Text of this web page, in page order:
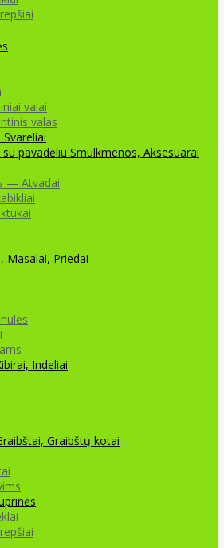
valai
valas
Svareliai
su pavadėliu Smulkmenos, Aksesuarai
— Atvadai
Masalai, Priedai
Indeliai
Graibštų kotai